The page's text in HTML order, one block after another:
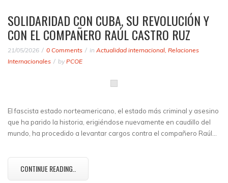
SOLIDARIDAD CON CUBA, SU REVOLUCIÓN Y
CON EL COMPAÑERO RAÚL CASTRO RUZ
21/05/2026 0 Comments in Actualidad internacional, Relaciones
Internacionales
by PCOE
El fascista estado norteamericano, el estado más criminal y asesino
que ha parido la historia, erigiéndose nuevamente en caudillo del
mundo, ha procedido a levantar cargos contra el compañero Raúl…
CONTINUE READING..